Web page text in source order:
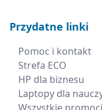
Przydatne linki
Pomoc i kontakt
Strefa ECO
HP dla biznesu
Laptopy dla